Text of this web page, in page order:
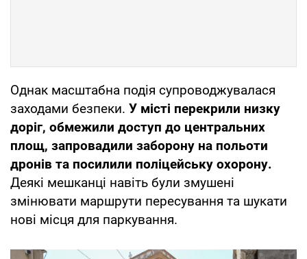
Однак масштабна подія супроводжувалася
заходами безпеки. У місті перекрили низку
доріг, обмежили доступ до центральних
площ, запровадили заборону на польоти
дронів та посилили поліцейську охорону.
Деякі мешканці навіть були змушені
змінювати маршрути пересування та шукати
нові місця для паркування.